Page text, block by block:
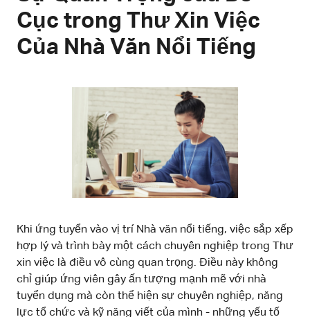
Cục trong Thư Xin Việc
Của Nhà Văn Nổi Tiếng
Khi ứng tuyển vào vị trí Nhà văn nổi tiếng, việc sắp xếp
hợp lý và trình bày một cách chuyên nghiệp trong Thư
xin việc là điều vô cùng quan trọng. Điều này không
chỉ giúp ứng viên gây ấn tượng mạnh mẽ với nhà
tuyển dụng mà còn thể hiện sự chuyên nghiệp, năng
lực tổ chức và kỹ năng viết của mình - những yếu tố